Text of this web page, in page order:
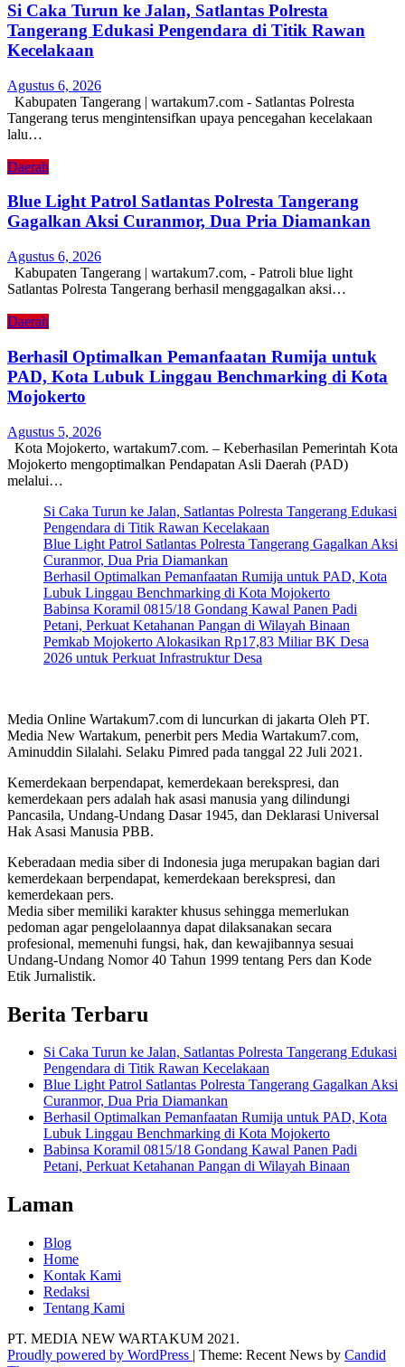
Si Caka Turun ke Jalan, Satlantas Polresta
Tangerang Edukasi Pengendara di Titik Rawan
Kecelakaan
Agustus 6, 2026
Kabupaten Tangerang | wartakum7.com - Satlantas Polresta
Tangerang terus mengintensifkan upaya pencegahan kecelakaan
lalu…
Daerah
Blue Light Patrol Satlantas Polresta Tangerang
Gagalkan Aksi Curanmor, Dua Pria Diamankan
Agustus 6, 2026
Kabupaten Tangerang | wartakum7.com, - Patroli blue light
Satlantas Polresta Tangerang berhasil menggagalkan aksi…
Daerah
Berhasil Optimalkan Pemanfaatan Rumija untuk
PAD, Kota Lubuk Linggau Benchmarking di Kota
Mojokerto
Agustus 5, 2026
Kota Mojokerto, wartakum7.com. – Keberhasilan Pemerintah Kota
Mojokerto mengoptimalkan Pendapatan Asli Daerah (PAD)
melalui…
Si Caka Turun ke Jalan, Satlantas Polresta Tangerang Edukasi
Pengendara di Titik Rawan Kecelakaan
Blue Light Patrol Satlantas Polresta Tangerang Gagalkan Aksi
Curanmor, Dua Pria Diamankan
Berhasil Optimalkan Pemanfaatan Rumija untuk PAD, Kota
Lubuk Linggau Benchmarking di Kota Mojokerto
Babinsa Koramil 0815/18 Gondang Kawal Panen Padi
Petani, Perkuat Ketahanan Pangan di Wilayah Binaan
Pemkab Mojokerto Alokasikan Rp17,83 Miliar BK Desa
2026 untuk Perkuat Infrastruktur Desa
Media Online Wartakum7.com di luncurkan di jakarta Oleh PT.
Media New Wartakum, penerbit pers Media Wartakum7.com,
Aminuddin Silalahi. Selaku Pimred pada tanggal 22 Juli 2021.
Kemerdekaan berpendapat, kemerdekaan berekspresi, dan
kemerdekaan pers adalah hak asasi manusia yang dilindungi
Pancasila, Undang-Undang Dasar 1945, dan Deklarasi Universal
Hak Asasi Manusia PBB.
Keberadaan media siber di Indonesia juga merupakan bagian dari
kemerdekaan berpendapat, kemerdekaan berekspresi, dan
kemerdekaan pers.
Media siber memiliki karakter khusus sehingga memerlukan
pedoman agar pengelolaannya dapat dilaksanakan secara
profesional, memenuhi fungsi, hak, dan kewajibannya sesuai
Undang-Undang Nomor 40 Tahun 1999 tentang Pers dan Kode
Etik Jurnalistik.
Berita Terbaru
Si Caka Turun ke Jalan, Satlantas Polresta Tangerang Edukasi
Pengendara di Titik Rawan Kecelakaan
Blue Light Patrol Satlantas Polresta Tangerang Gagalkan Aksi
Curanmor, Dua Pria Diamankan
Berhasil Optimalkan Pemanfaatan Rumija untuk PAD, Kota
Lubuk Linggau Benchmarking di Kota Mojokerto
Babinsa Koramil 0815/18 Gondang Kawal Panen Padi
Petani, Perkuat Ketahanan Pangan di Wilayah Binaan
Laman
Blog
Home
Kontak Kami
Redaksi
Tentang Kami
PT. MEDIA NEW WARTAKUM 2021.
Proudly powered by WordPress | Theme: Recent News by Candid